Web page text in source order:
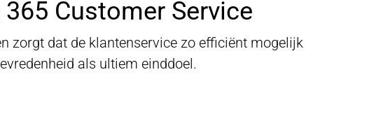
Customer Service
zorgt dat de klantenservice zo efficiënt mogelijk
als ultiem einddoel.